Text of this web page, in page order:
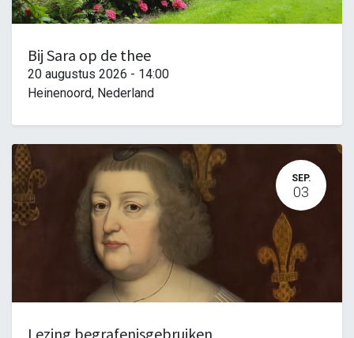
Bij Sara op de thee
20 augustus 2026 - 14:00
Heinenoord, Nederland
SEP.
03
Lezing begrafenisgebruiken